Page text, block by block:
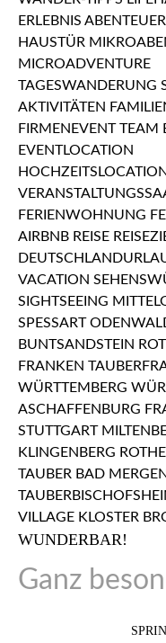
WUNDERBAR!
Ganz